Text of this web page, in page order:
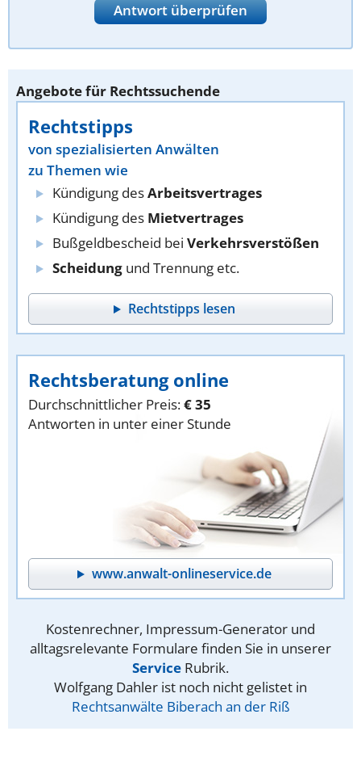
Antwort überprüfen
Angebote für Rechtssuchende
Rechtstipps
von spezialisierten Anwälten
zu Themen wie
Kündigung desArbeitsvertrages
Kündigung des Mietvertrages
Bußgeldbescheid bei Verkehrsverstößen
Scheidung und Trennung etc.
Rechtstipps lesen
Rechtsberatung online
Durchschnittlicher Preis:€ 35
Antworten in unter einer Stunde
www.anwalt-onlineservice.de
Kostenrechner, Impressum-Generator und
alltagsrelevante Formulare finden Sie in unserer
Service Rubrik.
Wolfgang Dahler ist noch nicht gelistet in
Rechtsanwälte Biberach an der Riß